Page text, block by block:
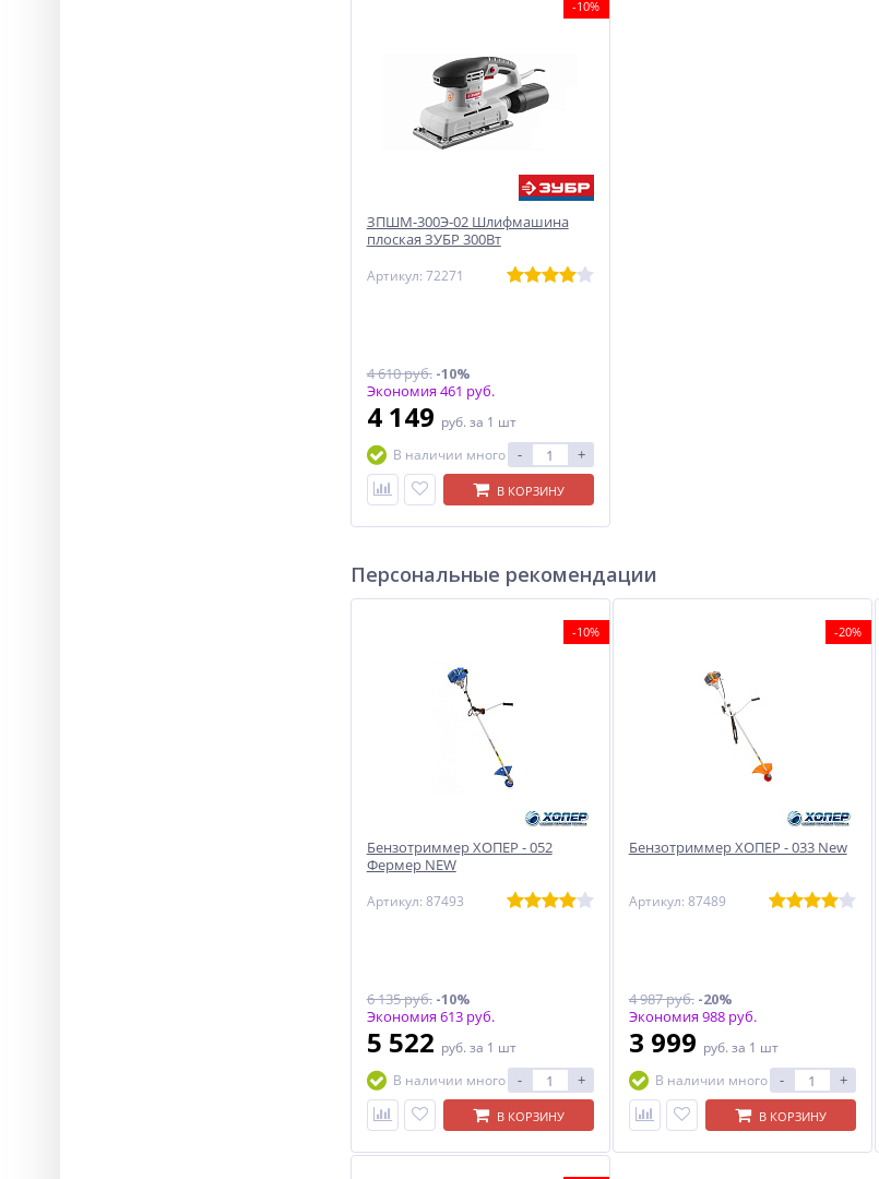
-10%
ЗПШМ-300Э-02 Шлифмашина
плоская ЗУБР 300Вт
Артикул: 72271
4 610 руб.-10%
Экономия 461 руб.
4 149 руб. за 1 шт
В наличии много
- +
В КОРЗИНУ
Персональные рекомендации
-10%
Бензотриммер ХОПЕР - 052
Фермер NEW
Артикул: 87493
6 135 руб.-10%
Экономия 613 руб.
5 522 руб. за 1 шт
В наличии много
- +
В КОРЗИНУ
-20%
Бензотриммер ХОПЕР - 033 New
Артикул: 87489
4 987 руб.-20%
Экономия 988 руб.
3 999 руб. за 1 шт
В наличии много
- +
В КОРЗИНУ